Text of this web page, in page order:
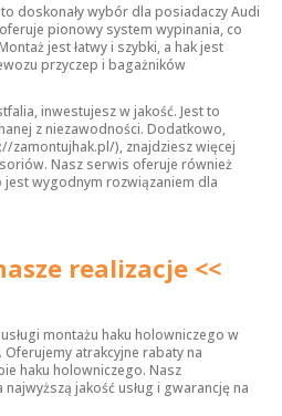
doskonały wybór dla posiadaczy Audi
pionowy system wypinania, co
jest łatwy i szybki, a hak jest
przyczep i bagażników
inwestujesz w jakość. Jest to
z niezawodności. Dodatkowo,
zamontujhak.pl/), znajdziesz więcej
Nasz serwis oferuje również
jest wygodnym rozwiązaniem dla
realizacje <<
montażu haku holowniczego w
atrakcyjne rabaty na
haku holowniczego. Nasz
jakość usług i gwarancję na